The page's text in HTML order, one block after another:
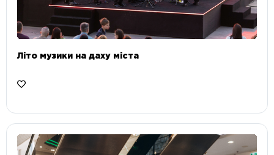
Літо музики на даху міста